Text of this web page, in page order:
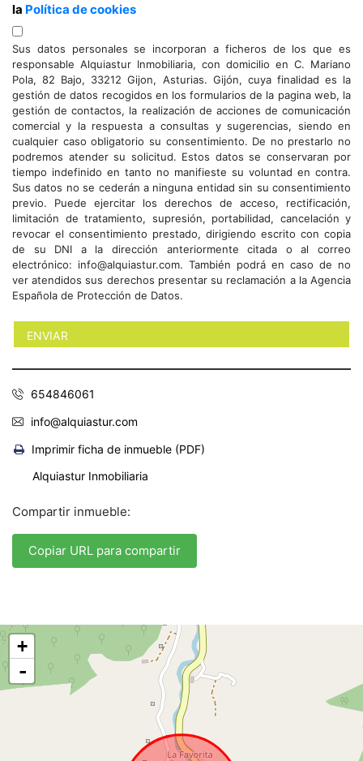
la Política de cookies
Sus datos personales se incorporan a ficheros de los que es
responsable Alquiastur Inmobiliaria, con domicilio en C. Mariano
Pola, 82 Bajo, 33212 Gijon, Asturias. Gijón, cuya finalidad es la
gestión de datos recogidos en los formularios de la pagina web, la
gestión de contactos, la realización de acciones de comunicación
comercial y la respuesta a consultas y sugerencias, siendo en
cualquier caso obligatorio su consentimiento. De no prestarlo no
podremos atender su solicitud. Estos datos se conservaran por
tiempo indefinido en tanto no manifieste su voluntad en contra.
Sus datos no se cederán a ninguna entidad sin su consentimiento
previo. Puede ejercitar los derechos de acceso, rectificación,
limitación de tratamiento, supresión, portabilidad, cancelación y
revocar el consentimiento prestado, dirigiendo escrito con copia
de su DNI a la dirección anteriormente citada o al correo
electrónico: info@alquiastur.com. También podrá en caso de no
ver atendidos sus derechos presentar su reclamación a la Agencia
Española de Protección de Datos.
654846061
info@alquiastur.com
Imprimir ficha de inmueble (PDF)
Alquiastur Inmobiliaria
Compartir inmueble:
Copiar URL para compartir
+
-